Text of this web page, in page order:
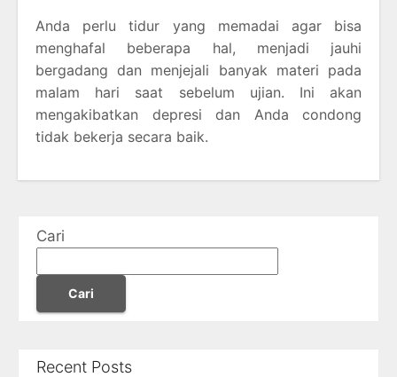
Anda perlu tidur yang memadai agar bisa
menghafal beberapa hal, menjadi jauhi
bergadang dan menjejali banyak materi pada
malam hari saat sebelum ujian. Ini akan
mengakibatkan depresi dan Anda condong
tidak bekerja secara baik.
Cari
Cari
Recent Posts